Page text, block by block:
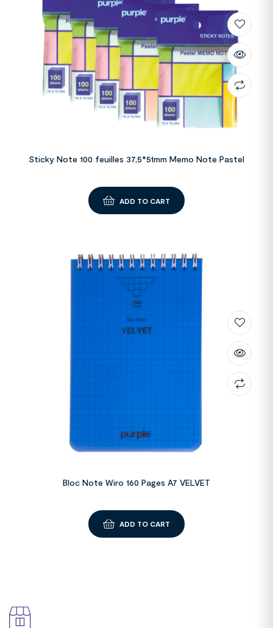
Sticky Note 100 feuilles 37,5*51mm Memo Note Pastel
ADD TO CART
Bloc Note Wiro 160 Pages A7 VELVET
ADD TO CART